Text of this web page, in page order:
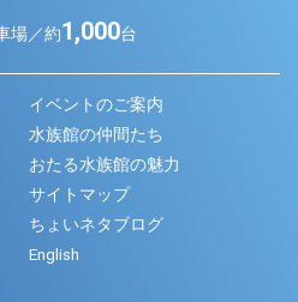
場／約1,000台
イベントのご案内
水族館の仲間たち
おたる水族館の魅力
サイトマップ
ちょいネタブログ
English